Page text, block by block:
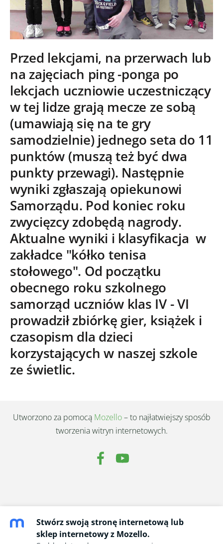
Przed lekcjami, na przerwach lub
na zajęciach ping -ponga po
lekcjach uczniowie uczestniczący
w tej lidze grają mecze ze sobą
(umawiają się na te gry
samodzielnie) jednego seta do 11
punktów (muszą też być dwa
punkty przewagi). Następnie
wyniki zgłaszają opiekunowi
Samorządu. Pod koniec roku
zwycięzcy zdobędą nagrody.
Aktualne wyniki i klasyfikacja w
zakładce "kółko tenisa
stołowego". Od początku
obecnego roku szkolnego
samorząd uczniów klas IV - VI
prowadził zbiórkę gier, książek i
czasopism dla dzieci
korzystających w naszej szkole
ze świetlic.
Utworzono za pomocą Mozello– to najłatwiejszy sposób
tworzenia witryn internetowych.
Stwórz swoją stronę internetową lub
sklep internetowy z Mozello.